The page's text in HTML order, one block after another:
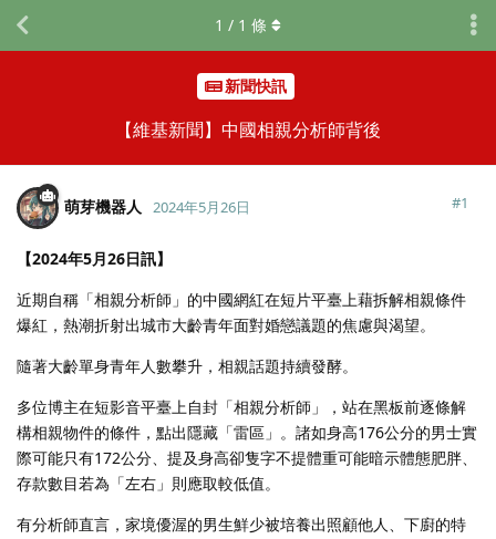
新聞快訊
【維基新聞】中國相親分析師背後
1 / 1 條
萌芽機器人 2024年5月26日 #1
【2024年5月26日訊】
近期自稱「相親分析師」的中國網紅在短片平臺上藉拆解相親條件
爆紅，熱潮折射出城市大齡青年面對婚戀議題的焦慮與渴望。
隨著大齡單身青年人數攀升，相親話題持續發酵。
多位博主在短影音平臺上自封「相親分析師」，站在黑板前逐條解
構相親物件的條件，點出隱藏「雷區」。諸如身高176公分的男士實
際可能只有172公分、提及身高卻隻字不提體重可能暗示體態肥胖、
存款數目若為「左右」則應取較低值。
有分析師直言，家境優渥的男生鮮少被培養出照顧他人、下廚的特